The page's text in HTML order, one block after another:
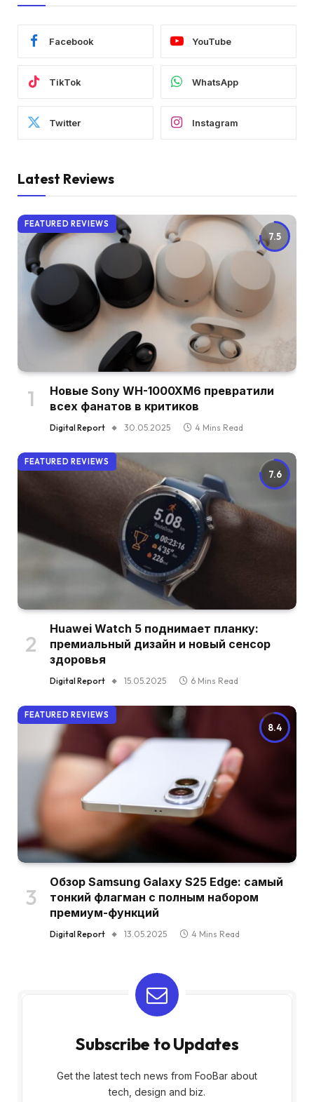
Facebook YouTube
TikTok WhatsApp
Twitter Instagram
Latest Reviews
7.5
FEATURED REVIEWS
Новые Sony WH-1000XM6 превратили
всех фанатов в критиков
Digital Report 30.05.2025 4 Mins Read
7.6
FEATURED REVIEWS
Huawei Watch 5 поднимает планку:
премиальный дизайн и новый сенсор
здоровья
Digital Report 15.05.2025 6 Mins Read
8.4
FEATURED REVIEWS
Обзор Samsung Galaxy S25 Edge: самый
тонкий флагман с полным набором
премиум-функций
Digital Report 13.05.2025 4 Mins Read
Subscribe to Updates
Get the latest tech news from FooBar about
tech, design and biz.